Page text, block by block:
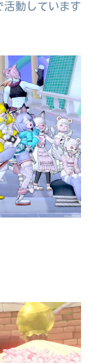
活動しています